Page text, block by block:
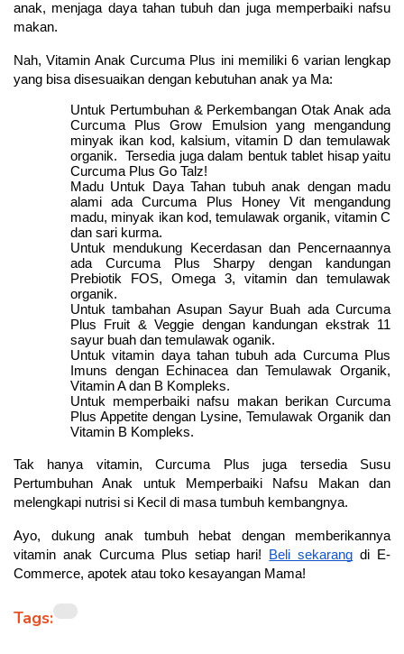
Produk Curcuma Plus
dapat dibeli melalui
partner e-commerce kami
anak, menjaga daya tahan tubuh dan juga memperbaiki nafsu
makan.
Nah, Vitamin Anak Curcuma Plus ini memiliki 6 varian lengkap
yang bisa disesuaikan dengan kebutuhan anak ya Ma:
Untuk Pertumbuhan & Perkembangan Otak Anak ada
Curcuma Plus Grow Emulsion yang mengandung
minyak ikan kod, kalsium, vitamin D dan temulawak
organik. Tersedia juga dalam bentuk tablet hisap yaitu
Curcuma Plus Go Talz!
Madu Untuk Daya Tahan tubuh anak dengan madu
alami ada Curcuma Plus Honey Vit mengandung
madu, minyak ikan kod, temulawak organik, vitamin C
dan sari kurma.
Untuk mendukung Kecerdasan dan Pencernaannya
ada Curcuma Plus Sharpy dengan kandungan
Prebiotik FOS, Omega 3, vitamin dan temulawak
organik.
Untuk tambahan Asupan Sayur Buah ada Curcuma
Plus Fruit & Veggie dengan kandungan ekstrak 11
sayur buah dan temulawak oganik.
Untuk vitamin daya tahan tubuh ada Curcuma Plus
Imuns dengan Echinacea dan Temulawak Organik,
Vitamin A dan B Kompleks.
Untuk memperbaiki nafsu makan berikan Curcuma
Plus Appetite dengan Lysine, Temulawak Organik dan
Vitamin B Kompleks.
Tak hanya vitamin, Curcuma Plus juga tersedia Susu
Pertumbuhan Anak untuk Memperbaiki Nafsu Makan dan
melengkapi nutrisi si Kecil di masa tumbuh kembangnya.
Ayo, dukung anak tumbuh hebat dengan memberikannya
vitamin anak Curcuma Plus setiap hari!
Beli sekarang di E-
Commerce, apotek atau toko kesayangan Mama!
Tags: